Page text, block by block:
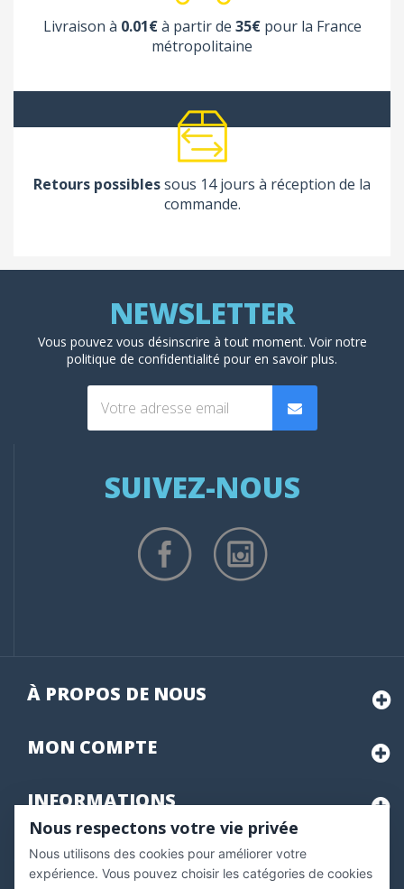
Livraison à 0.01€à partir de 35€pour la France
métropolitaine
Retours possiblessous 14 jours à réception de la
commande.
Vous pouvez vous désinscrire à tout moment. Voir notre
politique de confidentialité pour en savoir plus.
SUIVEZ-NOUS
À PROPOS DE NOUS
MON COMPTE
INFORMATIONS
Marchand approuvé par la Société des Avis Garantis,
pour vérifier .
Nous respectons votre vie privée
Nous utilisons des cookies pour améliorer votre
expérience. Vous pouvez choisir les catégories de cookies